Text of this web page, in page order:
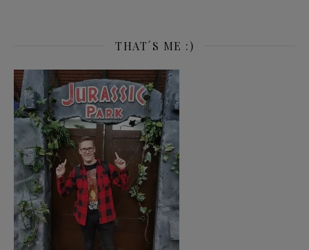
THAT´S ME :)